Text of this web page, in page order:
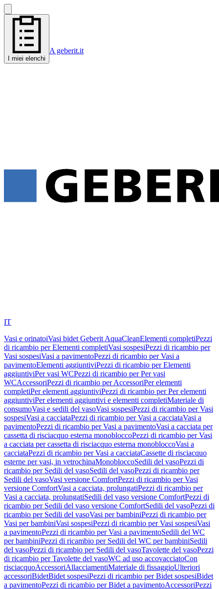
I miei elenchi
A geberit.it
IT
Vasi e orinatoiVasi bidet Geberit AquaCleanElementi completiPezzi
di ricambio per Elementi completiVasi sospesiPezzi di ricambio per
Vasi sospesiVasi a pavimentoPezzi di ricambio per Vasi a
pavimentoElementi aggiuntiviPezzi di ricambio per Elementi
aggiuntiviPer vasi WCPezzi di ricambio per Per vasi
WCAccessoriPezzi di ricambio per AccessoriPer elementi
completiPer elementi aggiuntiviPezzi di ricambio per Per elementi
aggiuntiviPer elementi aggiuntivi e elementi completiMateriale di
consumoVasi e sedili del vasoVasi sospesiPezzi di ricambio per Vasi
sospesiVasi a cacciataPezzi di ricambio per Vasi a cacciataVasi a
pavimentoPezzi di ricambio per Vasi a pavimentoVasi a cacciata per
cassetta di risciacquo esterna monobloccoPezzi di ricambio per Vasi
a cacciata per cassetta di risciacquo esterna monobloccoVasi a
cacciataPezzi di ricambio per Vasi a cacciataCassette di risciacquo
esterne per vasi, in vetrochinaMonobloccoSedili del vasoPezzi di
ricambio per Sedili del vasoSedili del vasoPezzi di ricambio per
Sedili del vasoVasi versione ComfortPezzi di ricambio per Vasi
versione ComfortVasi a cacciata, prolungatiPezzi di ricambio per
Vasi a cacciata, prolungatiSedili del vaso versione ComfortPezzi di
ricambio per Sedili del vaso versione ComfortSedili del vasoPezzi di
ricambio per Sedili del vasoVasi per bambiniPezzi di ricambio per
Vasi per bambiniVasi sospesiPezzi di ricambio per Vasi sospesiVasi
a pavimentoPezzi di ricambio per Vasi a pavimentoSedili del WC
per bambiniPezzi di ricambio per Sedili del WC per bambiniSedili
del vasoPezzi di ricambio per Sedili del vasoTavolette del vasoPezzi
di ricambio per Tavolette del vasoWC ad uso accovacciatoCon
risciacquoAccessoriAllacciamentiMateriale di fissaggioUlteriori
accessoriBidetBidet sospesiPezzi di ricambio per Bidet sospesiBidet
a pavimentoPezzi di ricambio per Bidet a pavimentoAccessoriPezzi